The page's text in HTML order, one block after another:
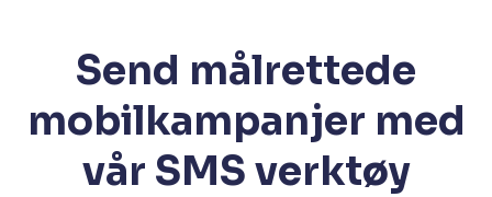
Send målrettede
mobilkampanjer med
vår SMS verktøy